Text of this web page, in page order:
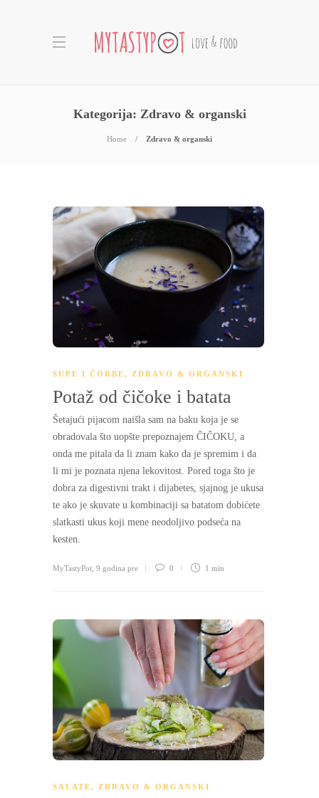
Kategorija: Zdravo & organski
Home Zdravo & organski
SUPE I ČORBE, ZDRAVO & ORGANSKI
Potaž od čičoke i batata
Šetajući pijacom naišla sam na baku koja je se
obradovala što uopšte prepoznajem ČIČOKU, a
onda me pitala da li znam kako da je spremim i da
li mi je poznata njena lekovitost. Pored toga što je
dobra za digestivni trakt i dijabetes, sjajnog je ukusa
te ako je skuvate u kombinaciji sa batatom dobićete
slatkasti ukus koji mene neodoljivo podseća na
kesten.
MyTastyPot 9 godina pre 0 1 min
SALATE, ZDRAVO & ORGANSKI